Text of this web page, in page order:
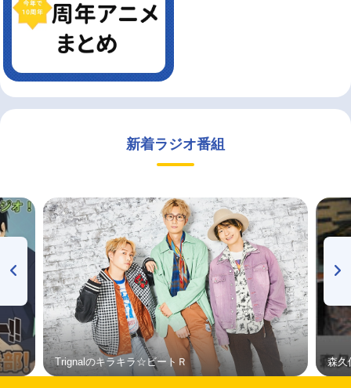
新着ラジオ番組
Trignalのキラキラ☆ビートＲ 森久